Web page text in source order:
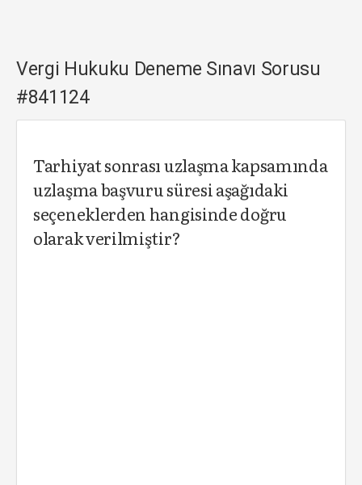
Vergi Hukuku Deneme Sınavı Sorusu
#841124
Tarhiyat sonrası uzlaşma kapsamında
uzlaşma başvuru süresi aşağıdaki
seçeneklerden hangisinde doğru
olarak verilmiştir?